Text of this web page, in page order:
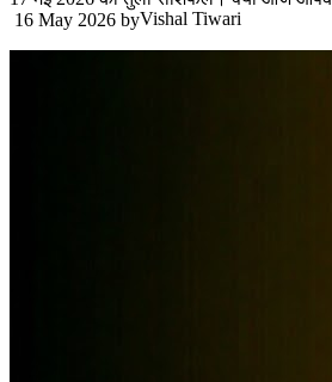
16 May 2026 byVishal Tiwari